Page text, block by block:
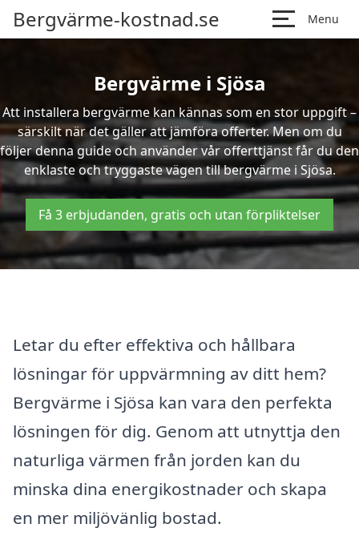
Bergvärme-kostnad.se Menu
Bergvärme i Sjösa
Att installera bergvärme kan kännas som en stor uppgift –
särskilt när det gäller att jämföra offerter. Men om du
följer denna guide och använder vår offerttjänst får du den
enklaste och tryggaste vägen till bergvärme i Sjösa.
Få 3 erbjudanden, gratis och utan förpliktelser
Letar du efter effektiva och hållbara
lösningar för uppvärmning av ditt hem?
Bergvärme i Sjösa kan vara den perfekta
lösningen för dig. Genom att utnyttja den
naturliga värmen från jorden kan du
minska dina energikostnader och skapa
en mer miljövänlig bostad.